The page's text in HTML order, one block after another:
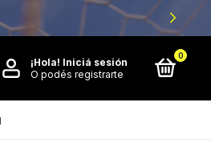
¡Hola! Iniciá sesión
O podés registrarte
0